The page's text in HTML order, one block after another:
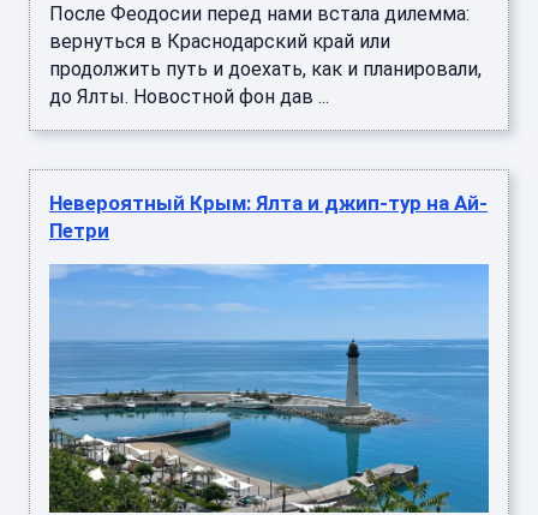
После Феодосии перед нами встала дилемма:
вернуться в Краснодарский край или
продолжить путь и доехать, как и планировали,
до Ялты. Новостной фон дав ...
Невероятный Крым: Ялта и джип-тур на Ай-
Петри